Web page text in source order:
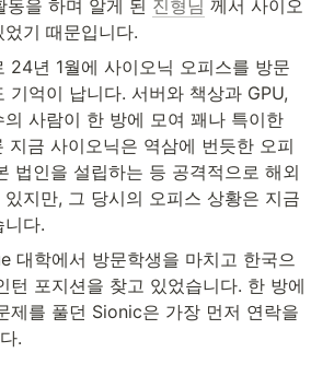
동을 하며 알게 된 진형님 께서 사이오
기 때문입니다.
24년 1월에 사이오닉 오피스를 방문
기억이 납니다. 서버와 책상과 GPU,
사람이 한 방에 모여 꽤나 특이한
지금 사이오닉은 역삼에 번듯한 오피
법인을 설립하는 등 공격적으로 해외
지만, 그 당시의 오피스 상황은 지금
다.
대학에서 방문학생을 마치고 한국으
턴 포지션을 찾고 있었습니다. 한 방에
제를 풀던 Sionic은 가장 먼저 연락을
.